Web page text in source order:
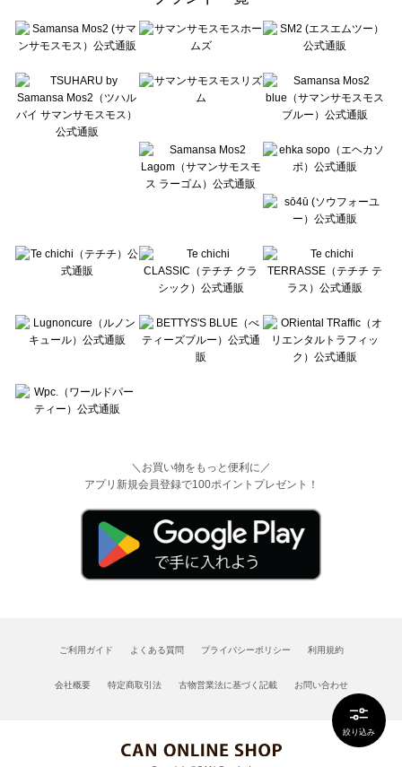
絞り込み
sō4ū（ソウフォーユー）のルームウェア一覧
Te chichi（テチチ）のルームウェア一覧
Te chichi CLASSIC（テチチ クラシック）のルームウェア一覧
Lugnoncure（ルノンキュール）のルームウェア一覧
BETTY'S BLUE（べティーズブルー）のルームウェア一覧
Wpc.（ワールドパーティー）のルームウェア一覧
＼お買い物をもっと便利に／
アプリ新規会員登録で100ポイントプレゼント！
ご利用ガイド よくある質問 プライバシーポリシー 利用規約
会社概要 特定商取引法 古物営業法に基づく記載 お問い合わせ